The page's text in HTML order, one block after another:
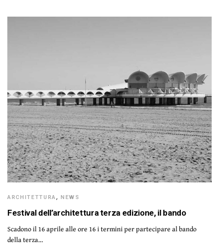
ARCHITETTURA,NEWS
Festival dell’architettura terza edizione, il bando
Scadono il 16 aprile alle ore 16 i termini per partecipare al bando
della terza…